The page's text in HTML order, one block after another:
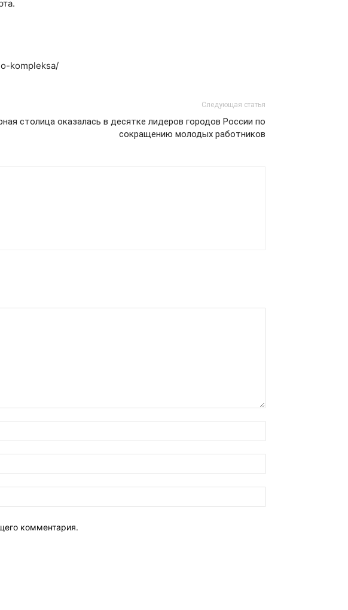
kompleksa/
Следующая статья
столица оказалась в десятке лидеров городов России по
сокращению молодых работников
комментария.